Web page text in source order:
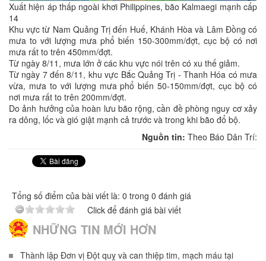
Xuất hiện áp thấp ngoài khơi Philippines, bão Kalmaegi mạnh cấp
14
Khu vực từ Nam Quảng Trị đến Huế, Khánh Hòa và Lâm Đồng có
mưa to với lượng mưa phổ biến 150-300mm/đợt, cục bộ có nơi
mưa rất to trên 450mm/đợt.
Từ ngày 8/11, mưa lớn ở các khu vực nói trên có xu thế giảm.
Từ ngày 7 đến 8/11, khu vực Bắc Quảng Trị - Thanh Hóa có mưa
vừa, mưa to với lượng mưa phổ biến 50-150mm/đợt, cục bộ có
nơi mưa rất to trên 200mm/đợt.
Do ảnh hưởng của hoàn lưu bão rộng, cần đề phòng nguy cơ xảy
ra dông, lốc và gió giật mạnh cả trước và trong khi bão đổ bộ.
Nguồn tin: Theo Báo Dân Trí:
Tổng số điểm của bài viết là: 0 trong 0 đánh giá
Click để đánh giá bài viết
NHỮNG TIN MỚI HƠN
Thành lập Đơn vị Đột quỵ và can thiệp tim, mạch máu tại